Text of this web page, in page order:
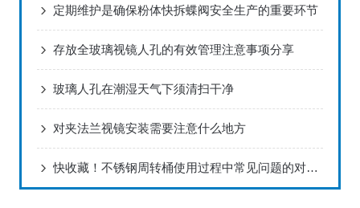
定期维护是确保粉体快拆蝶阀安全生产的重要环节
存放全玻璃视镜人孔的有效管理注意事项分享
玻璃人孔在潮湿天气下须清扫干净
对夹法兰视镜安装需要注意什么地方
快收藏！不锈钢周转桶使用过程中常见问题的对应解决妙招